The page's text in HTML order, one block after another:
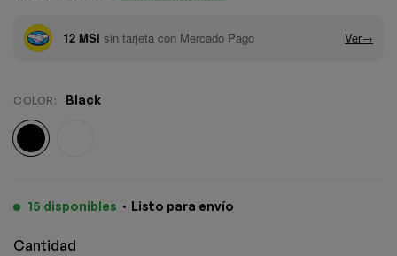
COLOR : Black
15 disponibles · Listo para envío
Cantidad